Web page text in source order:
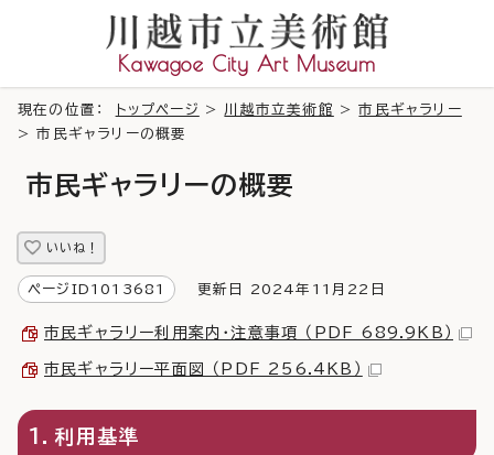
Kawagoe City Art Museum
現在の位置： トップページ > 川越市立美術館 >市民ギャラリー
> 市民ギャラリーの概要
市民ギャラリーの概要
いいね！
ページID1013681 更新日 2024年11月22日
市民ギャラリー利用案内・注意事項 （PDF 689.9KB）
市民ギャラリー平面図 （PDF 256.4KB）
1．利用基準